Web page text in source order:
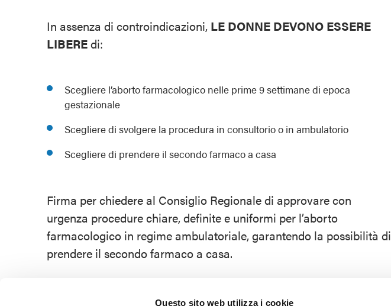
Questo sito web utilizza i cookie
In assenza di controindicazioni, LE DONNE DEVONO ESSERE
LIBEREdi:
Scegliere l’aborto farmacologico nelle prime 9 settimane di epoca
gestazionale
Scegliere di svolgere la procedura in consultorio o in ambulatorio
Scegliere di prendere il secondo farmaco a casa
Firma per chiedere al Consiglio Regionale di approvare con
urgenza procedure chiare, definite e uniformi per l’aborto
farmacologico in regime ambulatoriale, garantendo la possibilità di
prendere il secondo farmaco a casa.